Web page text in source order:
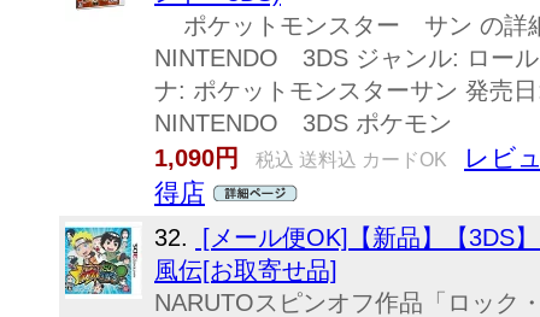
ポケットモンスター サン の詳
NINTENDO 3DS ジャンル: ロー
ナ: ポケットモンスターサン 発売
NINTENDO 3DS ポケモン
1,090円
税込 送料込 カードOK
レビ
得店
32.
[メール便OK]【新品】【3DS
風伝[お取寄せ品]
NARUTOスピンオフ作品「ロック